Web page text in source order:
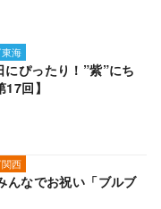
海
ぴったり！”紫”にち
回】
西
んなでお祝い「ブルブ